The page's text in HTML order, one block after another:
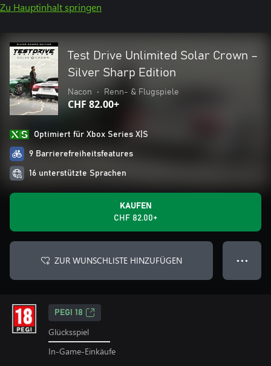
Zu Hauptinhalt springen
Test Drive Unlimited Solar Crown –
Silver Sharp Edition
Nacon • Renn- & Flugspiele
CHF 82.00+
Optimiert für Xbox Series X|S
9 Barrierefreiheitsfeatures
16 unterstützte Sprachen
KAUFEN
CHF 82.00+
ZUR WUNSCHLISTE HINZUFÜGEN ● ● ●
PEGI 18
Glücksspiel
In-Game-Einkäufe